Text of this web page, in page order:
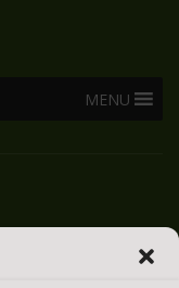
MENU